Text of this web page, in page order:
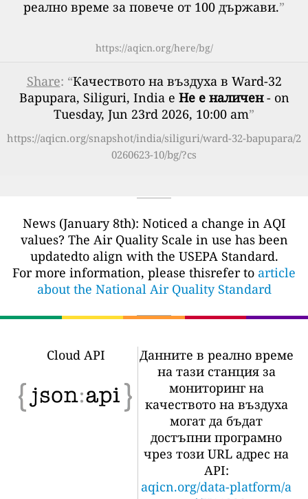
реално време за повече от 100 държави.”
https://aqicn.org/here/bg/
Share: “Качеството на въздуха в Ward-32
Bapupara, Siliguri, India е Не е наличен- on
Tuesday, Jun 23rd 2026, 10:00 am”
https://aqicn.org/snapshot/india/siliguri/ward-32-bapupara/2
0260623-10/bg/?cs
News (January 8th): Noticed a change in AQI
values? The Air Quality Scale in use has been
updatedto align with the USEPA Standard.
For more information, please thisrefer to article
about the National Air Quality Standard
Cloud API
Данните в реално време
на тази станция за
мониторинг на
качеството на въздуха
могат да бъдат
достъпни програмно
чрез този URL адрес на
API:
aqicn.org/data-platform/a